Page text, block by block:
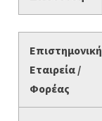
Επιστημονική
Εταιρεία /
Φορέας